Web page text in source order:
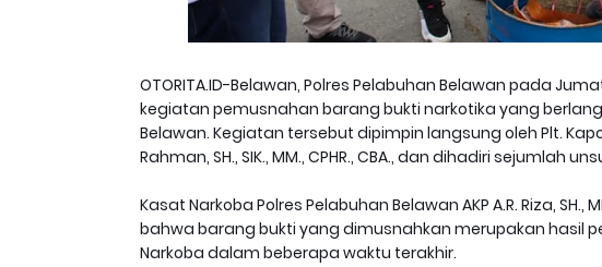
OTORITA.ID-Belawan, Polres Pelabuhan Belawan pada
kegiatan pemusnahan barang bukti narkotika yang
Belawan. Kegiatan tersebut dipimpin langsung oleh Plt.
Rahman, SH., SIK., MM., CPHR., CBA., dan dihadiri sejumlah
Kasat Narkoba Polres Pelabuhan Belawan AKP A.R. Riza,
bahwa barang bukti yang dimusnahkan merupakan hasil
Narkoba dalam beberapa waktu terakhir.